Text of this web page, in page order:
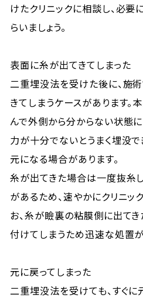
けたクリニックに相談し、必
らいましょう。
表面に糸が出てきてしまった
二重埋没法を受けた後に、施
きてしまうケースがあります。
んで外側から分からない状態
力が十分でないとうまく埋没
元になる場合があります。
糸が出てきた場合は一度抜糸
があるため、速やかにクリニッ
お、糸が瞼裏の粘膜側に出て
付けてしまうため迅速な処置が
元に戻ってしまった
二重埋没法を受けても、すぐ